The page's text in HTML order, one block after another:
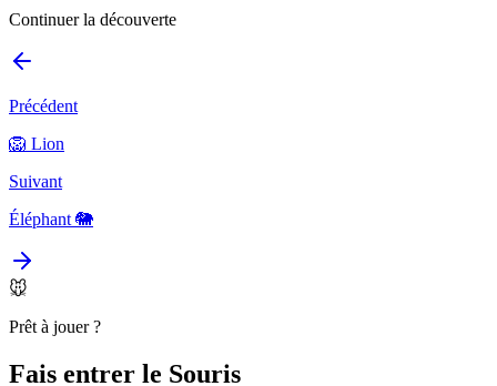
Continuer la découverte
Précédent
🦁 Lion
Suivant
Éléphant 🐘
🐭
Prêt à jouer ?
Fais entrer le Souris